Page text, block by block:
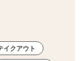
イクアウト